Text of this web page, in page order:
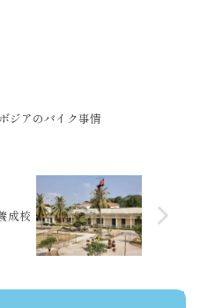
ジアのバイク事情
成校